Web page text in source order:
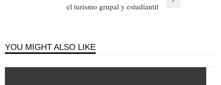
el turismo grupal y estudiantil
YOU MIGHT ALSO LIKE